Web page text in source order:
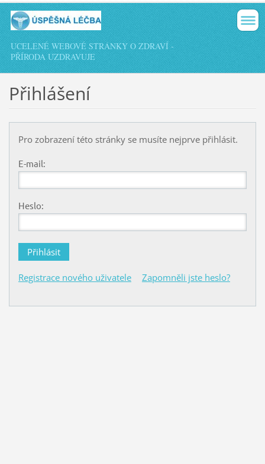
UCELENÉ WEBOVÉ STRÁNKY O ZDRAVÍ -
PŘÍRODA UZDRAVUJE
Přihlášení
Pro zobrazení této stránky se musíte nejprve přihlásit.
E-mail:
Heslo:
Registrace nového uživatele Zapomněli jste heslo?